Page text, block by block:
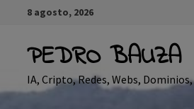
Saltar
contenido
8 agosto, 2026
PEDRO BAUZA
IA, Cripto, Redes, Webs,